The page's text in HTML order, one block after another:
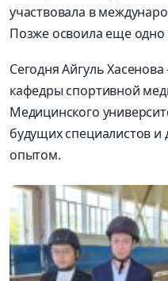
участвовала в
Позже освоила еще одно
Сегодня Айгуль Хасенова
кафедры спортивной
Медицинского
будущих специалистов и
опытом.